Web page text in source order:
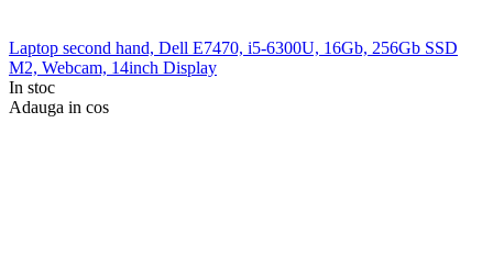
Laptop second hand, Dell E7470, i5-6300U, 16Gb, 256Gb SSD
M2, Webcam, 14inch Display
In stoc
Adauga in cos